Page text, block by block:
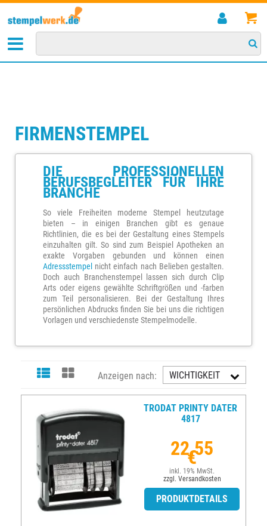
FIRMENSTEMPEL
DIE PROFESSIONELLEN
BERUFSBEGLEITER FÜR IHRE
BRANCHE
So viele Freiheiten moderne Stempel heutzutage
bieten – in einigen Branchen gibt es genaue
Richtlinien, die es bei der Gestaltung eines Stempels
einzuhalten gilt. So sind zum Beispiel Apotheken an
exakte Vorgaben gebunden und können einen
Adressstempel nicht einfach nach Belieben gestalten.
Doch auch Branchenstempel lassen sich durch Clip
Arts oder eigens gewählte Schriftgrößen und -farben
zum Teil personalisieren. Bei der Gestaltung Ihres
persönlichen Abdrucks finden Sie bei uns die richtigen
Vorlagen und verschiedenste Stempelmodelle.
WICHTIGKEIT
AUFST.
Anzeigen nach:
TRODAT PRINTY DATER
4817
22,55
€
inkl. 19% MwSt.
zzgl. Versandkosten
PRODUKTDETAILS